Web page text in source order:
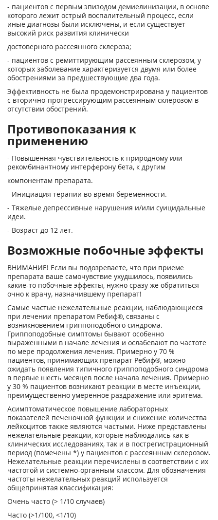
- пациентов с первым эпизодом демиелинизации, в основе
которого лежит острый воспалительный процесс, если
иные диагнозы были исключены, и если существует
высокий риск развития клинически
достоверного рассеянного склероза;
- пациентов с ремиттирующим рассеянным склерозом, у
которых заболевание характеризуется двумя или более
обострениями за предшествующие два года.
Эффективность не была продемонстрирована у пациентов
с вторично-прогрессирующим рассеянным склерозом в
отсутствии обострений.
Противопоказания к
применению
- Повышенная чувствительность к природному или
рекомбинантному интерферону бета, к другим
компонентам препарата.
- Инициация терапии во время беременности.
- Тяжелые депрессивные нарушения и/или суицидальные
идеи.
- Возраст до 12 лет.
Возможные побочные эффекты
ВНИМАНИЕ! Если вы подозреваете, что при приеме
препарата ваше самочувствие ухудшилось, появились
какие-то побочные эффекты, нужно сразу же обратиться
очно к врачу, назначившему препарат!
Самые частые нежелательные реакции, наблюдающиеся
при лечении препаратом Ребиф®, связаны с
возникновением гриппоподобного синдрома.
Гриппоподобные симптомы бывают особенно
выраженными в начале лечения и ослабевают по частоте
по мере продолжения лечения. Примерно у 70 %
пациентов, принимающих препарат Ребиф®, можно
ожидать появления типичного гриппоподобного синдрома
в первые шесть месяцев после начала лечения. Примерно
у 30 % пациентов возникают реакции в месте инъекции,
преимущественно умеренное раздражение или эритема.
Асимптоматическое повышение лабораторных
показателей печеночной функции и снижение количества
лейкоцитов также являются частыми. Ниже представлены
нежелательные реакции, которые наблюдались как в
клинических исследованиях, так и в пострегистрационный
период (помечены *) у пациентов с рассеянным склерозом.
Нежелательные реакции перечислены в соответствии с их
частотой и системно-органным классом. Для обозначения
частоты нежелательных реакций используется
общепринятая классификация:
Очень часто (> 1/10 случаев)
Часто (>1/100, <1/10)